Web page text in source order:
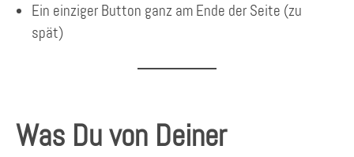
Ein einziger Button ganz am Ende der Seite (zu
spät)
Was Du von Deiner